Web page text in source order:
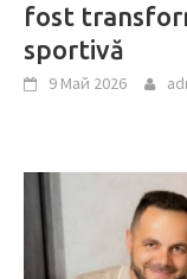
fost
sportivă
9 Май 2026